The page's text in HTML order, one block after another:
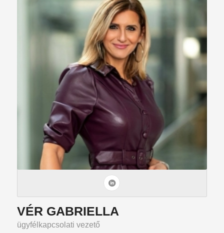
VÉR GABRIELLA
ügyfélkapcsolati vezető